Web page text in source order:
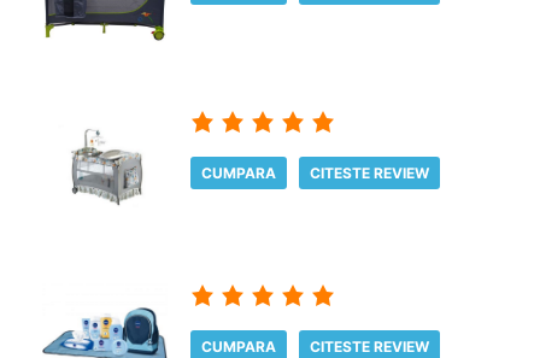
CUMPARA CITESTE REVIEW
CUMPARA CITESTE REVIEW